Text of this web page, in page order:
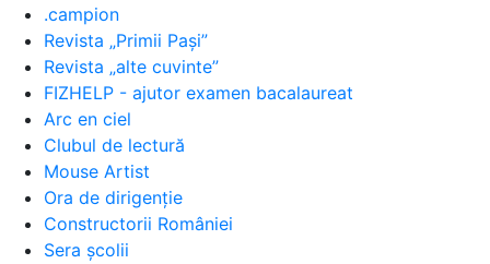
.campion
Revista „Primii Pași”
Revista „alte cuvinte”
FIZHELP - ajutor examen bacalaureat
Arc en ciel
Clubul de lectură
Mouse Artist
Ora de dirigenție
Constructorii României
Sera școlii